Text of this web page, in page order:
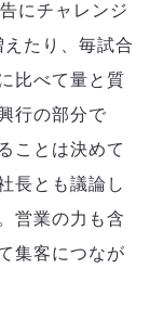
にチャレンジ
たり、毎試合
比べて量と質
行の部分で
ことは決めて
長とも議論し
営業の力も含
集客につなが